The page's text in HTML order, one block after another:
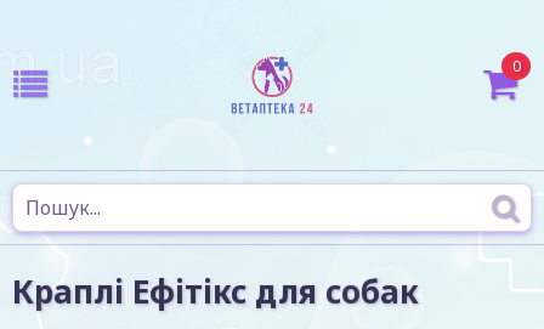
0
Краплі Ефітікс для собак